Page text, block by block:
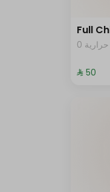
Full
⁨⁦‪‬ 50⁩